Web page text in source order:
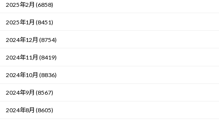
2025年2月 (6858)
2025年1月 (8451)
2024年12月 (8754)
2024年11月 (8419)
2024年10月 (8836)
2024年9月 (8567)
2024年8月 (8605)